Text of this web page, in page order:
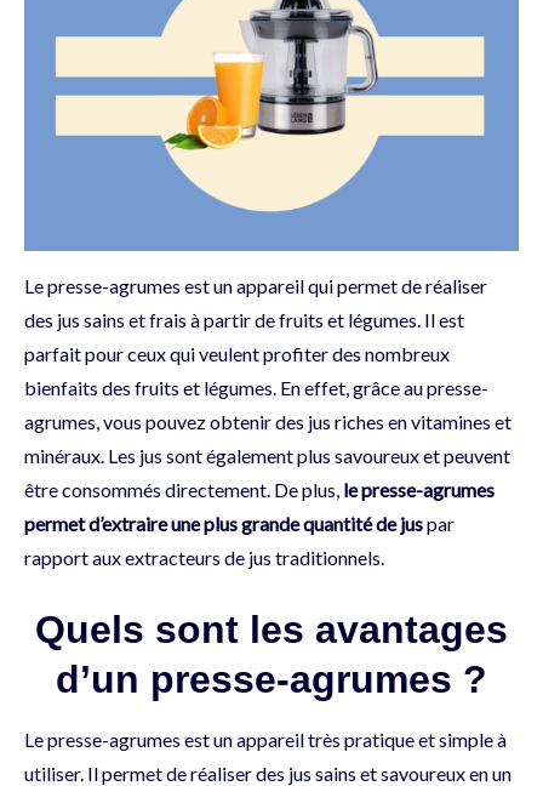
Le presse-agrumes est un appareil qui permet de réaliser
des jus sains et frais à partir de fruits et légumes. Il est
parfait pour ceux qui veulent profiter des nombreux
bienfaits des fruits et légumes. En effet, grâce au presse-
agrumes, vous pouvez obtenir des jus riches en vitamines et
minéraux. Les jus sont également plus savoureux et peuvent
être consommés directement. De plus, le presse-agrumes
permet d’extraire une plus grande quantité de juspar
rapport aux extracteurs de jus traditionnels.
Quels sont les avantages
d’un presse-agrumes ?
Le presse-agrumes est un appareil très pratique et simple à
utiliser. Il permet de réaliser des jus sains et savoureux en un